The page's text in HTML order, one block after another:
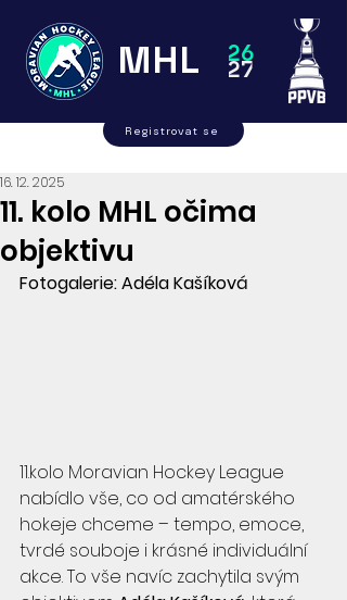
MHL 27
26
Registrovat se
11. kolo MHL očima
objektivu
16. 12. 2025
Fotogalerie: Adéla Kašíková
11.kolo Moravian Hockey League
nabídlo vše, co od amatérského
hokeje chceme – tempo, emoce,
tvrdé souboje i krásné individuální
akce. To vše navíc zachytila svým